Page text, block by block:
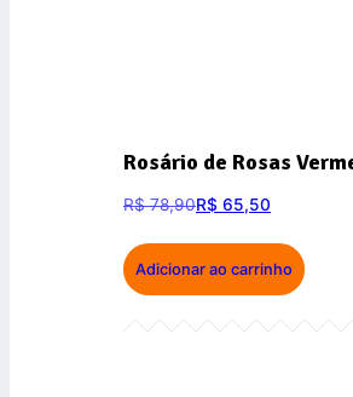
Rosário de Rosas
R$78,90R$ 65,50
Adicionar ao carrinho